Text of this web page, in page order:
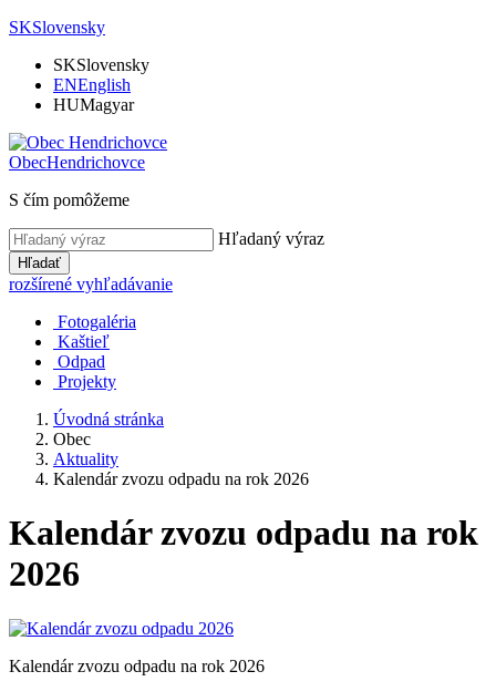
SKSlovensky
SKSlovensky
ENEnglish
HUMagyar
ObecHendrichovce
S čím pomôžeme
Hľadaný výraz
Hľadať
rozšírené vyhľadávanie
Fotogaléria
Kaštieľ
Odpad
Projekty
Úvodná stránka
Obec
Aktuality
Kalendár zvozu odpadu na rok 2026
Kalendár zvozu odpadu na rok
2026
Kalendár zvozu odpadu na rok 2026